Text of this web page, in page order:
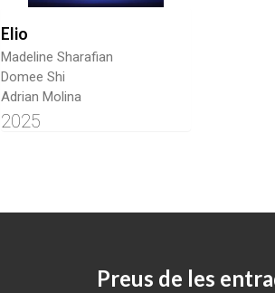
Elio
Madeline Sharafian
Domee Shi
Adrian Molina
2025
Preus de les